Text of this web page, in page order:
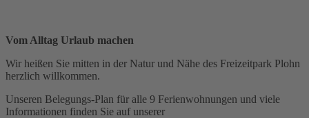
Vom Alltag Urlaub machen
Wir heißen Sie mitten in der Natur und Nähe des Freizeitpark Plohn
herzlich willkommen.
Unseren Belegungs-Plan für alle 9 Ferienwohnungen und viele
Informationen finden Sie auf unserer